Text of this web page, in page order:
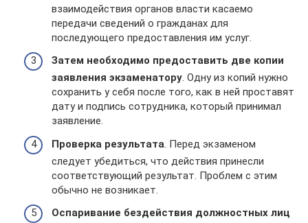
взаимодействия органов власти касаемо
передачи сведений о гражданах для
последующего предоставления им услуг.
Затем необходимо предоставить две копии
заявления экзаменатору. Одну из копий нужно
сохранить у себя после того, как в ней проставят
дату и подпись сотрудника, который принимал
заявление.
Проверка результата. Перед экзаменом
следует убедиться, что действия принесли
соответствующий результат. Проблем с этим
обычно не возникает.
Оспаривание бездействия должностных лиц